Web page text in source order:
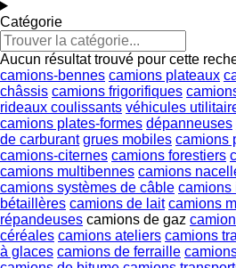
Catégorie
Aucun résultat trouvé pour cette
camions-bennes camions plateaux
châssis camions frigorifiques
rideaux coulissants véhicules
camions plates-formes dépanneuses
de carburant grues mobiles camions
camions-citernes camions forestiers
camions multibennes camions
camions systèmes de câble camions
bétaillères camions de lait camions
répandeuses camions de gaz
céréales camions ateliers camions
à glaces camions de ferraille